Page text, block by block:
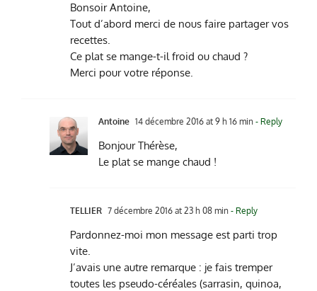
Bonsoir Antoine,
Tout d’abord merci de nous faire partager vos
recettes.
Ce plat se mange-t-il froid ou chaud ?
Merci pour votre réponse.
Antoine 14 décembre 2016 at 9 h 16 min - Reply
Bonjour Thérèse,
Le plat se mange chaud !
TELLIER 7 décembre 2016 at 23 h 08 min - Reply
Pardonnez-moi mon message est parti trop
vite.
J’avais une autre remarque : je fais tremper
toutes les pseudo-céréales (sarrasin, quinoa,